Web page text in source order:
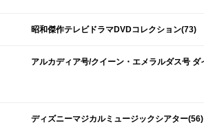
昭和傑作テレビドラマDVDコレクション(73)
ディズニーマジカルミュージックシアター(56)